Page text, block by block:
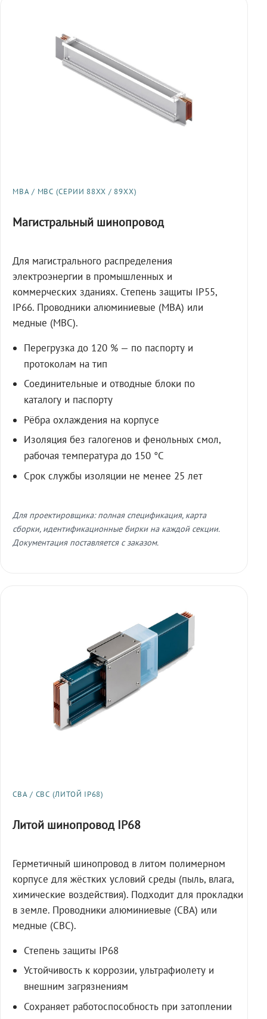
МВА / МВС (СЕРИИ 88XX / 89XX)
Магистральный шинопровод
Для магистрального распределения
электроэнергии в промышленных и
коммерческих зданиях. Степень защиты IP55,
IP66. Проводники алюминиевые (МВА) или
медные (МВС).
Перегрузка до 120 % — по паспорту и
протоколам на тип
Соединительные и отводные блоки по
каталогу и паспорту
Рёбра охлаждения на корпусе
Изоляция без галогенов и фенольных смол,
рабочая температура до 150 °C
Срок службы изоляции не менее 25 лет
Для проектировщика: полная спецификация, карта
сборки, идентификационные бирки на каждой секции.
Документация поставляется с заказом.
СВА / СВС (ЛИТОЙ IP68)
Литой шинопровод IP68
Герметичный шинопровод в литом полимерном
корпусе для жёстких условий среды (пыль, влага,
химические воздействия). Подходит для прокладки
в земле. Проводники алюминиевые (СВА) или
медные (СВС).
Степень защиты IP68
Устойчивость к коррозии, ультрафиолету и
внешним загрязнениям
Сохраняет работоспособность при затоплении